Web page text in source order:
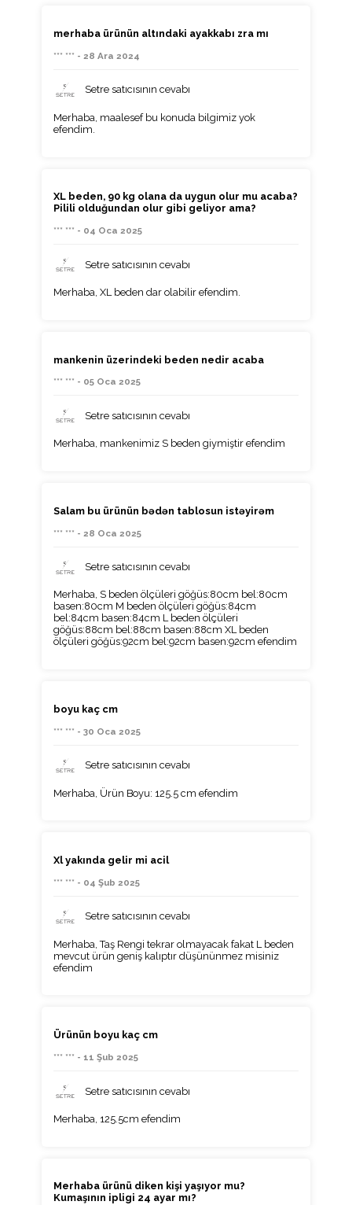
merhaba ürünün altındaki ayakkabı zra mı
*** *** - 28 Ara 2024
Setre satıcısının cevabı
Merhaba, maalesef bu konuda bilgimiz yok
efendim.
XL beden, 90 kg olana da uygun olur mu acaba?
Pilili olduğundan olur gibi geliyor ama?
*** *** - 04 Oca 2025
Setre satıcısının cevabı
Merhaba, XL beden dar olabilir efendim.
mankenin üzerindeki beden nedir acaba
*** *** - 05 Oca 2025
Setre satıcısının cevabı
Merhaba, mankenimiz S beden giymiştir efendim
Salam bu ürünün bədən tablosun istəyirəm
*** *** - 28 Oca 2025
Setre satıcısının cevabı
Merhaba, S beden ölçüleri göğüs:80cm bel:80cm
basen:80cm M beden ölçüleri göğüs:84cm
bel:84cm basen:84cm L beden ölçüleri
göğüs:88cm bel:88cm basen:88cm XL beden
ölçüleri göğüs:92cm bel:92cm basen:92cm efendim
boyu kaç cm
*** *** - 30 Oca 2025
Setre satıcısının cevabı
Merhaba, Ürün Boyu: 125.5 cm efendim
Xl yakında gelir mi acil
*** *** - 04 Şub 2025
Setre satıcısının cevabı
Merhaba, Taş Rengi tekrar olmayacak fakat L beden
mevcut ürün geniş kalıptır düşününmez misiniz
efendim
Ürünün boyu kaç cm
*** *** - 11 Şub 2025
Setre satıcısının cevabı
Merhaba, 125.5cm efendim
Merhaba ürünü diken kişi yaşıyor mu?
Kumaşının ipligi 24 ayar mı?